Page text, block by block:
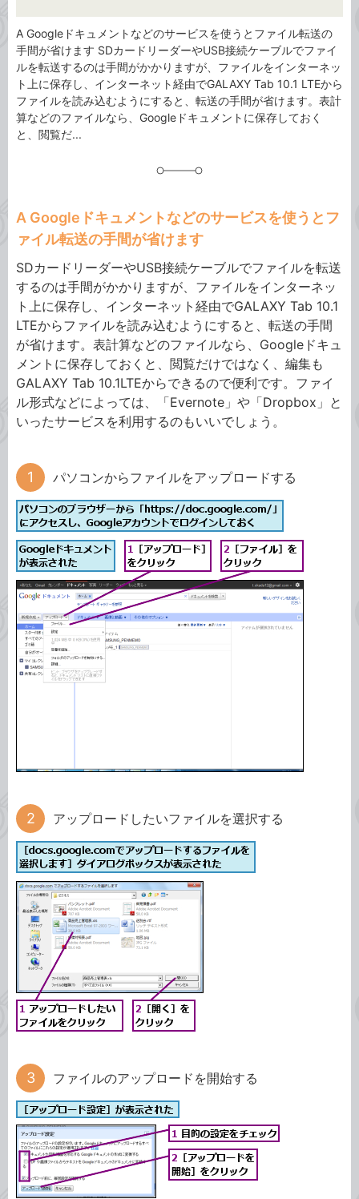
A Googleドキュメントなどのサービスを使うとファイル転送の
手間が省けます SDカードリーダーやUSB接続ケーブルでファイ
ルを転送するのは手間がかかりますが、ファイルをインターネッ
ト上に保存し、インターネット経由でGALAXY Tab 10.1 LTEから
ファイルを読み込むようにすると、転送の手間が省けます。表計
算などのファイルなら、Googleドキュメントに保存しておく
と、閲覧だ...
A Googleドキュメントなどのサービスを使うとフ
ァイル転送の手間が省けます
SDカードリーダーやUSB接続ケーブルでファイルを転送
するのは手間がかかりますが、ファイルをインターネッ
ト上に保存し、インターネット経由でGALAXY Tab 10.1
LTEからファイルを読み込むようにすると、転送の手間
が省けます。表計算などのファイルなら、Googleドキュ
メントに保存しておくと、閲覧だけではなく、編集も
GALAXY Tab 10.1LTEからできるので便利です。ファイ
ル形式などによっては、「Evernote」や「Dropbox」と
いったサービスを利用するのもいいでしょう。
パソコンからファイルをアップロードする
アップロードしたいファイルを選択する
ファイルのアップロードを開始する